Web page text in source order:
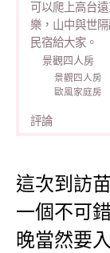
可以爬上高台
樂，山中與世
民宿給大家。
景觀四人房
景觀四人房
歐風家庭房
評論
這次到訪
一個不可
晚當然要